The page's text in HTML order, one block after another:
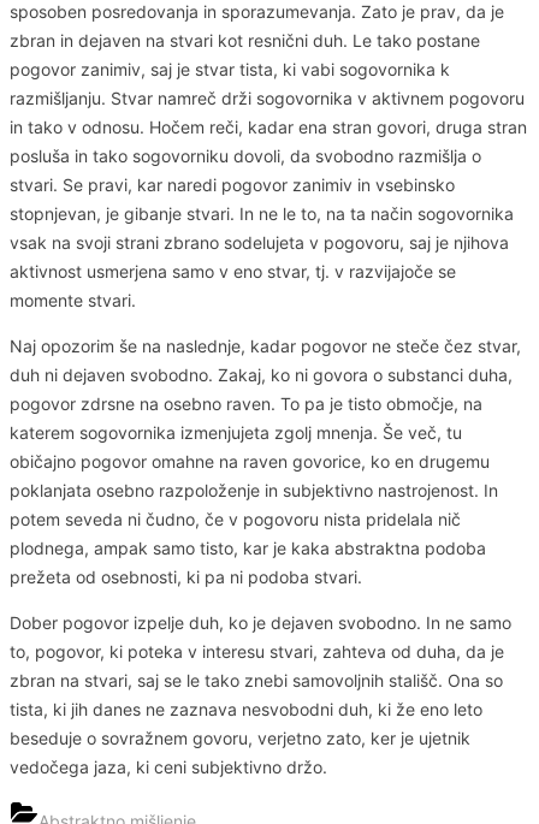
sposoben posredovanja in sporazumevanja. Zato je prav, da je
zbran in dejaven na stvari kot resnični duh. Le tako postane
pogovor zanimiv, saj je stvar tista, ki vabi sogovornika k
razmišljanju. Stvar namreč drži sogovornika v aktivnem pogovoru
in tako v odnosu. Hočem reči, kadar ena stran govori, druga stran
posluša in tako sogovorniku dovoli, da svobodno razmišlja o
stvari. Se pravi, kar naredi pogovor zanimiv in vsebinsko
stopnjevan, je gibanje stvari. In ne le to, na ta način sogovornika
vsak na svoji strani zbrano sodelujeta v pogovoru, saj je njihova
aktivnost usmerjena samo v eno stvar, tj. v razvijajoče se
momente stvari.
Naj opozorim še na naslednje, kadar pogovor ne steče čez stvar,
duh ni dejaven svobodno. Zakaj, ko ni govora o substanci duha,
pogovor zdrsne na osebno raven. To pa je tisto območje, na
katerem sogovornika izmenjujeta zgolj mnenja. Še več, tu
običajno pogovor omahne na raven govorice, ko en drugemu
poklanjata osebno razpoloženje in subjektivno nastrojenost. In
potem seveda ni čudno, če v pogovoru nista pridelala nič
plodnega, ampak samo tisto, kar je kaka abstraktna podoba
prežeta od osebnosti, ki pa ni podoba stvari.
Dober pogovor izpelje duh, ko je dejaven svobodno. In ne samo
to, pogovor, ki poteka v interesu stvari, zahteva od duha, da je
zbran na stvari, saj se le tako znebi samovoljnih stališč. Ona so
tista, ki jih danes ne zaznava nesvobodni duh, ki že eno leto
beseduje o sovražnem govoru, verjetno zato, ker je ujetnik
vedočega jaza, ki ceni subjektivno držo.